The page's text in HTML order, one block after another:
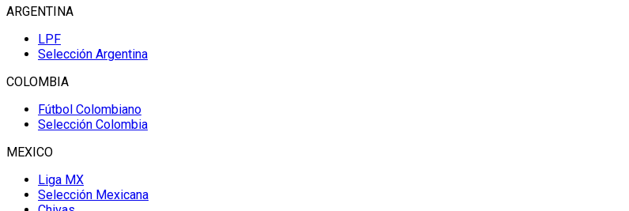
ARGENTINA
LPF
Selección Argentina
COLOMBIA
Fútbol Colombiano
Selección Colombia
MEXICO
Liga MX
Selección Mexicana